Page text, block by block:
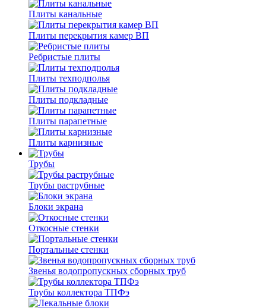
Плиты канальные
Плиты перекрытия камер ВП
Ребристые плиты
Плиты техподполья
Плиты подкладные
Плиты парапетные
Плиты карнизные
Трубы
Трубы раструбные
Блоки экрана
Откосные стенки
Портальные стенки
Звенья водопропускных сборных труб
Трубы коллектора ТПФэ